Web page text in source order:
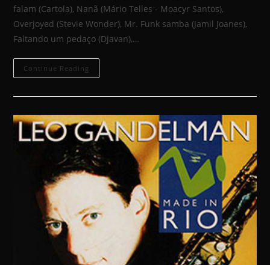
falam (Cartola), Nanã (Mário Telles - Moacyr Santos),
Overjoyed (Stevie Wonder), Mr. Funk samba (Jamil Joanes),
Faltando um pedaço (Djavan),…
Continue Reading